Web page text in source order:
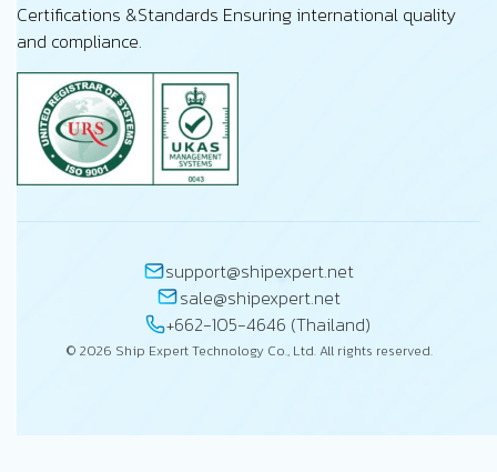
Certifications &Standards Ensuring international quality
and compliance.
support@shipexpert.net
sale@shipexpert.net
+662-105-4646 (Thailand)
© 2026 Ship Expert Technology Co., Ltd. All rights reserved.